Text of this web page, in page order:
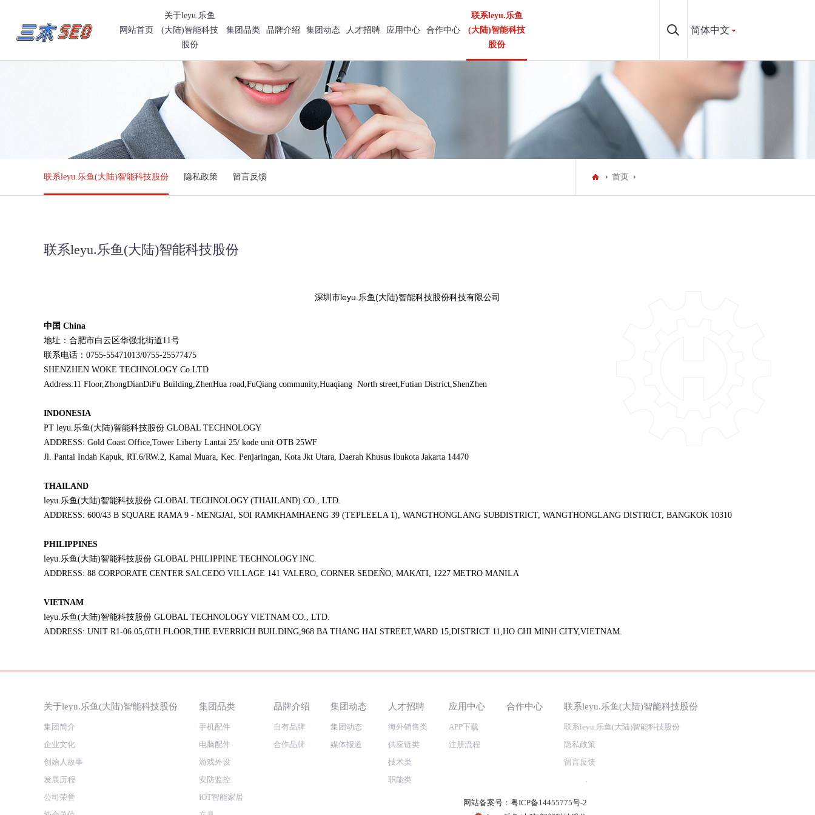
网站首页
关于leyu.乐鱼
(大陆)智能科技
股份
集团品类 品牌介绍 集团动态 人才招聘 应用中心 合作中心
联系leyu.乐鱼
(大陆)智能科技
股份
简体中文
联系leyu.乐鱼(大陆)智能科技股份 隐私政策 留言反馈 首页
联系leyu.乐鱼(大陆)智能科技股份
深圳市leyu.乐鱼(大陆)智能科技股份科技有限公司
中国 China
地址：合肥市白云区华强北街道11号
联系电话：0755-55471013/0755-25577475
SHENZHEN WOKE TECHNOLOGY Co.LTD
Address:11 Floor,ZhongDianDiFu Building,ZhenHua road,FuQiang community,Huaqiang North street,Futian District,ShenZhen
INDONESIA
PT leyu.乐鱼(大陆)智能科技股份 GLOBAL TECHNOLOGY
ADDRESS: Gold Coast Office,Tower Liberty Lantai 25/ kode unit OTB 25WF
Jl. Pantai Indah Kapuk, RT.6/RW.2, Kamal Muara, Kec. Penjaringan, Kota Jkt Utara, Daerah Khusus Ibukota Jakarta 14470
THAILAND
leyu.乐鱼(大陆)智能科技股份 GLOBAL TECHNOLOGY (THAILAND) CO., LTD.
ADDRESS: 600/43 B SQUARE RAMA 9 - MENGJAI, SOI RAMKHAMHAENG 39 (TEPLEELA 1), WANGTHONGLANG SUBDISTRICT, WANGTHONGLANG DISTRICT, BANGKOK 10310
PHILIPPINES
leyu.乐鱼(大陆)智能科技股份 GLOBAL PHILIPPINE TECHNOLOGY INC.
ADDRESS: 88 CORPORATE CENTER SALCEDO VILLAGE 141 VALERO, CORNER SEDEÑO, MAKATI, 1227 METRO MANILA
VIETNAM
leyu.乐鱼(大陆)智能科技股份 GLOBAL TECHNOLOGY VIETNAM CO., LTD.
ADDRESS: UNIT R1-06.05,6TH FLOOR,THE EVERRICH BUILDING,968 BA THANG HAI STREET,WARD 15,DISTRICT 11,HO CHI MINH CITY,VIETNAM.
关于leyu.乐鱼(大陆)智能科技股份
集团简介
企业文化
创始人故事
发展历程
公司荣誉
集团品类
手机配件
电脑配件
游戏外设
安防监控
IOT智能家居
品牌介绍
自有品牌
合作品牌
集团动态
集团动态
媒体报道
人才招聘
海外销售类
供应链类
技术类
职能类
应用中心
APP下载
注册流程
合作中心 联系leyu.乐鱼(大陆)智能科技股份
联系leyu.乐鱼(大陆)智能科技股份
隐私政策
留言反馈
网站备案号： 粤ICP备14455775号-2